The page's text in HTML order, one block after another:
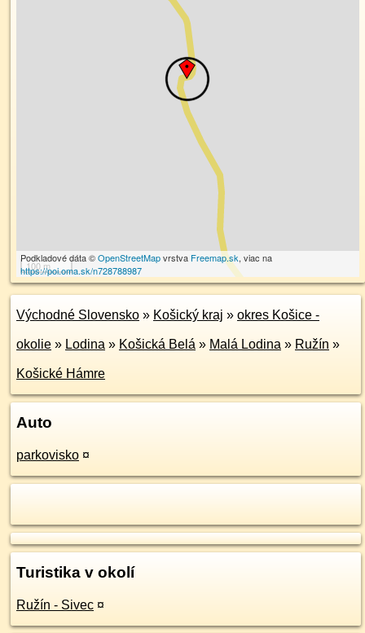
100 m
Podkladové dáta ©OpenStreetMapvrstva Freemap.sk, viac na
https://poi.oma.sk/n728788987
Východné Slovensko » Košický kraj » okres Košice -
okolie » Lodina » Košická Belá » Malá Lodina » Ružín »
Košické Hámre
Auto
parkovisko ¤
Turistika v okolí
Ružín - Sivec ¤